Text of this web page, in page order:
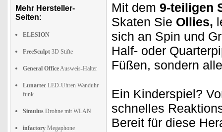
Mehr Hersteller-
Seiten:
ELESION
FreeSculpt 3D Stifte
General OfficeAusweis-Halter
Lunartec LED-Uhren Wanduhr
funk
Simulus Drohne mit WLAN
infactory Megaphone
Mit dem 9-teiligen
Skaten Sie Ollies,
sich an Spin und
Half- oder
Füßen, sondern
Ein Kinderspiel?
schnelles
Bereit für diese